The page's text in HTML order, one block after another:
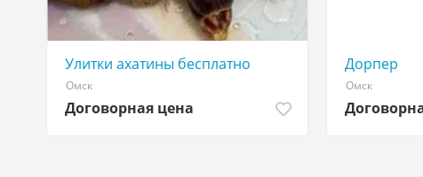
Улитки ахатины бесплатно
Омск
Договорная цена
Дорпер
Омск